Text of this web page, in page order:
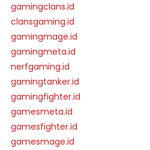
gamingclans.id
clansgaming.id
gamingmage.id
gamingmeta.id
nerfgaming.id
gamingtanker.id
gamingfighter.id
gamesmeta.id
gamesfighter.id
gamesmage.id